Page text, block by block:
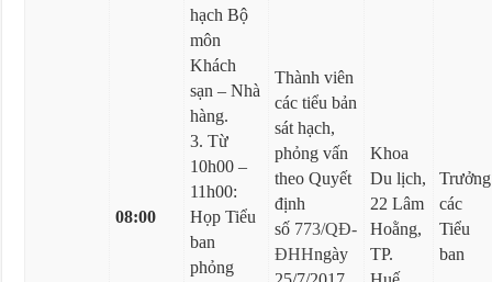
08:00
hạch Bộ
môn
Khách
sạn – Nhà
hàng.
3. Từ
10h00 –
11h00:
Họp Tiểu
ban
phỏng
Thành viên
các tiểu bản
sát hạch,
phỏng vấn
theo Quyết
định
số 773/QĐ-
ĐHHngày
Khoa
Du lịch,
22 Lâm
Hoằng,
TP.
Trưởng
các
Tiểu
ban